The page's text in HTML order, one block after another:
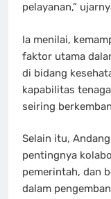
pelayanan,”
Ia menilai,
faktor utama
di bidang
kapabilitas
seiring
Selain itu,
pentingnya
pemerintah, dan
dalam